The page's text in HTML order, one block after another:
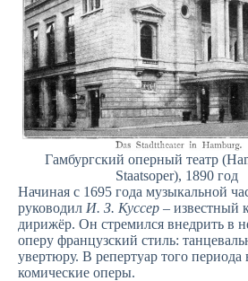
Гамбургский оперный театр
Staatsoper), 1890 год
Начиная с 1695 года музыкальной
руководил И. З. Куссер – известный
дирижёр. Он стремился внедрить в
оперу французский стиль:
увертюру. В репертуар того
комические оперы.